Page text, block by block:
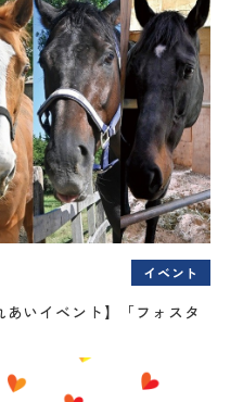
イベント
いイベント】「フォスタ